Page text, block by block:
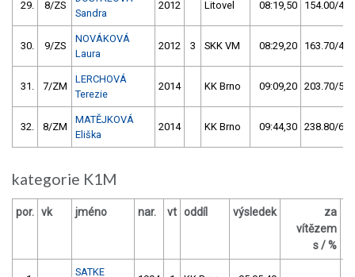
29. 8/ZS
Sandra
2012 Litovel 08:19,50 154.00/
30. 9/ZS
NOVÁKOVÁ
Laura
2012 3 SKK VM 08:29,20 163.70/
31. 7/ZM
LERCHOVÁ
Terezie
2014 KK Brno 09:09,20 203.70/
32. 8/ZM
MATĚJKOVÁ
Eliška
2014 KK Brno 09:44,30 238.80/
kategorie K1M
por. vk jméno nar. vt oddíl výsledek
za
vítězem
s / %
SATKE